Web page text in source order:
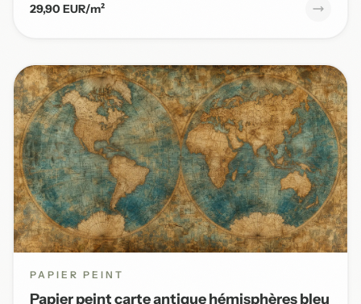
29,90 EUR/m²
PAPIER PEINT
Papier peint carte antique hémisphères bleu